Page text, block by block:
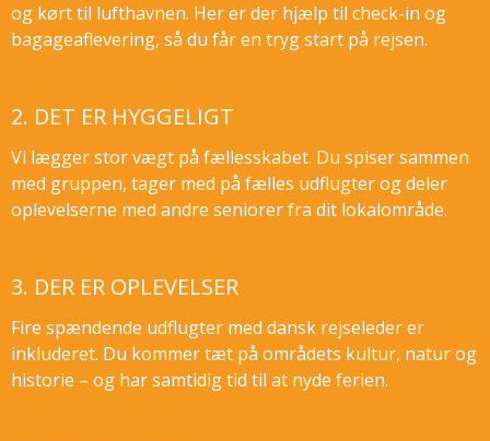
og kørt til lufthavnen. Her er der hjælp til check-in og
bagageaflevering, så du får en tryg start på rejsen.
2. DET ER HYGGELIGT
Vi lægger stor vægt på fællesskabet. Du spiser sammen
med gruppen, tager med på fælles udflugter og deler
oplevelserne med andre seniorer fra dit lokalområde.
3. DER ER OPLEVELSER
Fire spændende udflugter med dansk rejseleder er
inkluderet. Du kommer tæt på områdets kultur, natur og
historie – og har samtidig tid til at nyde ferien.